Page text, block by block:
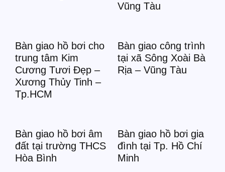
Vũng Tàu
Bàn giao hồ bơi cho
trung tâm Kim
Cương Tươi Đẹp –
Xương Thủy Tinh –
Tp.HCM
Bàn giao công trình
tại xã Sông Xoài Bà
Rịa – Vũng Tàu
Bàn giao hồ bơi âm
đất tại trường THCS
Hòa Bình
Bàn giao hồ bơi gia
đình tại Tp. Hồ Chí
Minh